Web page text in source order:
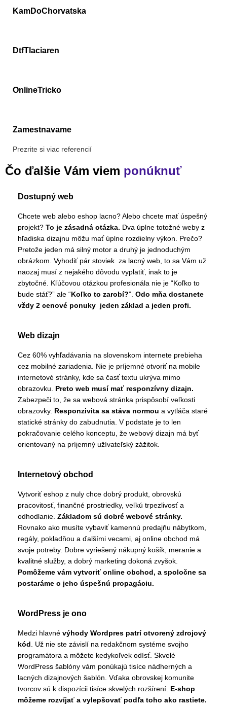
KamDoChorvatska
DtfTlaciaren
OnlineTricko
Zamestnavame
Prezrite si viac referencií
Čo ďalšie Vám viem ponúknuť
Dostupný web
Chcete web alebo eshop lacno? Alebo chcete mať úspešný
projekt? To je zásadná otázka. Dva úplne totožné weby z
hľadiska dizajnu môžu mať úplne rozdielny výkon. Prečo?
Pretože jeden má silný motor a druhý je jednoduchým
obrázkom. Vyhodiť pár stoviek za lacný web, to sa Vám už
naozaj musí z nejakého dôvodu vyplatiť, inak to je
zbytočné. Kľúčovou otázkou profesionála nie je “Koľko to
bude stáť?” ale “Koľko to zarobí?”. Odo mňa dostanete
vždy 2 cenové ponuky jeden základ a jeden profi.
Web dizajn
Cez 60% vyhľadávania na slovenskom internete prebieha
cez mobilné zariadenia. Nie je príjemné otvoriť na mobile
internetové stránky, kde sa časť textu ukrýva mimo
obrazovku. Preto web musí mať responzívny dizajn.
Zabezpeči to, že sa webová stránka prispôsobí veľkosti
obrazovky. Responzivita sa stáva normou a vytláča staré
statické stránky do zabudnutia. V podstate je to len
pokračovanie celého konceptu, že webový dizajn má byť
orientovaný na príjemný užívateľský zážitok.
Internetový obchod
Vytvoriť eshop z nuly chce dobrý produkt, obrovskú
pracovitosť, finančné prostriedky, veľkú trpezlivosť a
odhodlanie. Základom sú dobré webové stránky.
Rovnako ako musíte vybaviť kamennú predajňu nábytkom,
regály, pokladňou a ďalšími vecami, aj online obchod má
svoje potreby. Dobre vyriešený nákupný košík, meranie a
kvalitné služby, a dobrý marketing dokoná zvyšok.
Pomôžeme vám vytvoriť online obchod, a spoločne sa
postaráme o jeho úspešnú propagáciu.
WordPress je ono
Medzi hlavné výhody Wordpres patrí otvorený zdrojový
kód. Už nie ste závislí na redakčnom systéme svojho
programátora a môžete kedykoľvek odísť. Skvelé
WordPress šablóny vám ponúkajú tisíce nádherných a
lacných dizajnových šablón. Vďaka obrovskej komunite
tvorcov sú k dispozícii tisíce skvelých rozšírení. E-shop
môžeme rozvíjať a vylepšovať podľa toho ako rastiete.